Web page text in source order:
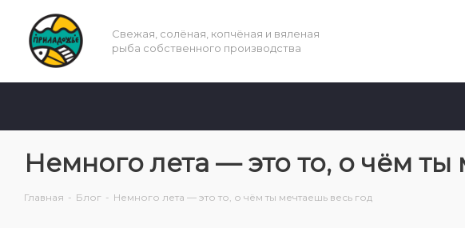
Свежая, солёная, копчёная и вяленая
рыба собственного производства
Немного лета — это то, о чём ты
Главная - Блог - Немного лета — это то, о чём ты мечтаешь весь год